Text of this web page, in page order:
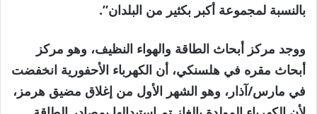
بالنسبة لمجموعة أكبر بكثير من البلدان”.
ووجد مركز أبحاث الطاقة والهواء النظيف، وهو مركز
أبحاث مقره في هلسنكي، أن الكهرباء الأحفورية انخفضت
في مارس/آذار، وهو الشهر الأول من إغلاق مضيق هرمز،